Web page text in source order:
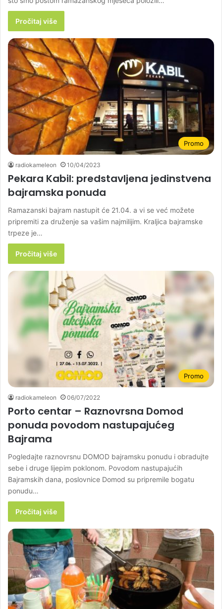
Pročitaj više
Promo
radiokameleon 10/04/2023
Pekara Kabil: predstavljena jedinstvena
bajramska ponuda
Ramazanski bajram nastupit će 21.04. a vi se već možete
pripremiti za druženje sa vašim najmilijim. Kraljica bajramske
trpeze je…
Pročitaj više
Promo
radiokameleon 06/07/2022
Porto centar – Raznovrsna Domod
ponuda povodom nastupajućeg
Bajrama
Pogledajte raznovrsnu DOMOD bajramsku ponudu i obradujte
sebe i druge lijepim poklonom. Povodom nastupajućih
Bajramskih dana, poslovnice Domod su pripremile bogatu
ponudu…
Pročitaj više